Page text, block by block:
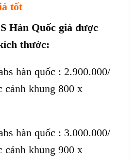
tốt
Hàn Quốc giá được
thước:
hàn quốc : 2.900.000/
khung 800 x
hàn quốc : 3.000.000/
khung 900 x